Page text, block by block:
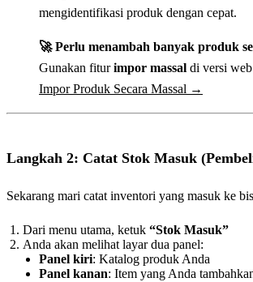
mengidentifikasi produk dengan cepat.
🚀 Perlu menambah banyak produk
Gunakan fiturimpor massal di versi
Impor Produk Secara Massal →
Langkah 2: Catat Stok Masuk
Sekarang mari catat inventori yang masuk ke
Dari menu utama, ketuk “Stok Masuk”
Anda akan melihat layar dua panel:
Panel kiri: Katalog produk Anda
Panel kanan: Item yang Anda